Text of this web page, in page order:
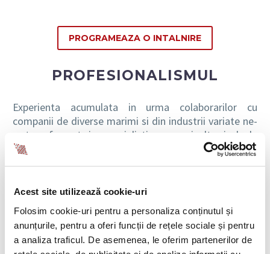
Acest site utilizează cookie-uri
Folosim cookie-uri pentru a personaliza conținutul și
anunțurile, pentru a oferi funcții de rețele sociale și pentru
a analiza traficul. De asemenea, le oferim partenerilor de
PROGRAMEAZA O INTALNIRE
PROFESIONALISMUL
Experienta acumulata in urma colaborarilor cu
companii de diverse marimi si din industrii variate ne-
a transformat in specialisti cu un inalt nivel de
pregatire in aria de activitate pe care o acoperim. Ne
mandrim cu faptul ca de peste doua decenii oferim
clienti.Recomandarilepartenerilor nostri reprezinta
dovada ca nu i-am dezamagit de-a lungul colaborarii
noastre.
PASIUNEA